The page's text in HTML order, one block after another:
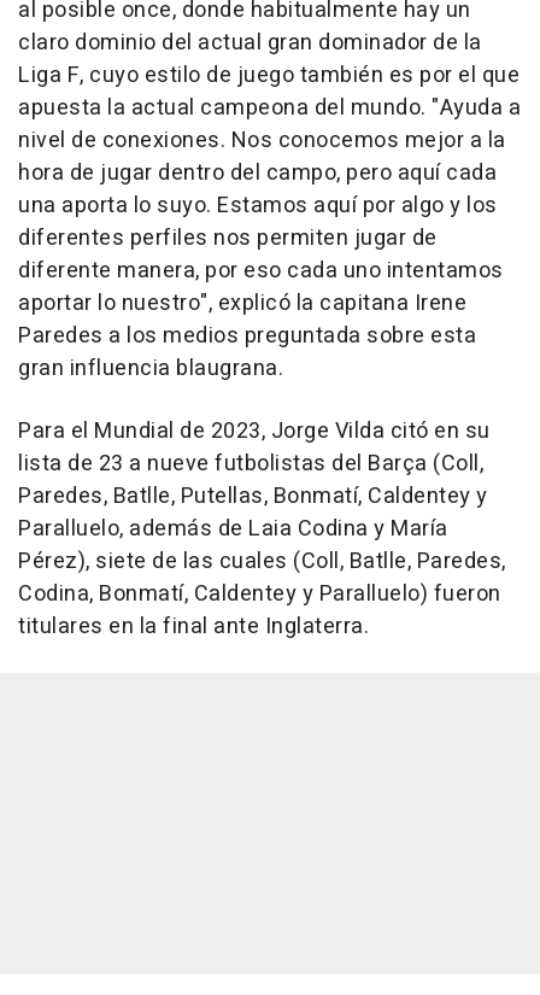
al posible once, donde habitualmente hay un
claro dominio del actual gran dominador de la
Liga F, cuyo estilo de juego también es por el que
apuesta la actual campeona del mundo. "Ayuda a
nivel de conexiones. Nos conocemos mejor a la
hora de jugar dentro del campo, pero aquí cada
una aporta lo suyo. Estamos aquí por algo y los
diferentes perfiles nos permiten jugar de
diferente manera, por eso cada uno intentamos
aportar lo nuestro", explicó la capitana Irene
Paredes a los medios preguntada sobre esta
gran influencia blaugrana.
Para el Mundial de 2023, Jorge Vilda citó en su
lista de 23 a nueve futbolistas del Barça (Coll,
Paredes, Batlle, Putellas, Bonmatí, Caldentey y
Paralluelo, además de Laia Codina y María
Pérez), siete de las cuales (Coll, Batlle, Paredes,
Codina, Bonmatí, Caldentey y Paralluelo) fueron
titulares en la final ante Inglaterra.